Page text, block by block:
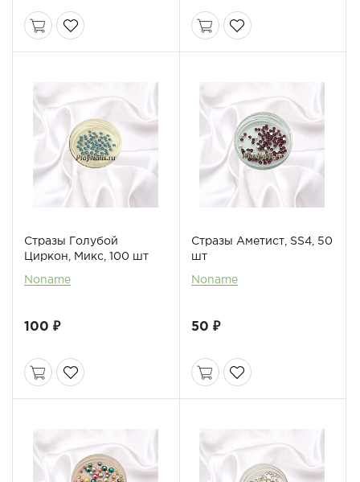
Стразы Голубой
Циркон, Микс, 100 шт
Noname
100 ₽
Стразы Аметист, SS4, 50
шт
Noname
50 ₽